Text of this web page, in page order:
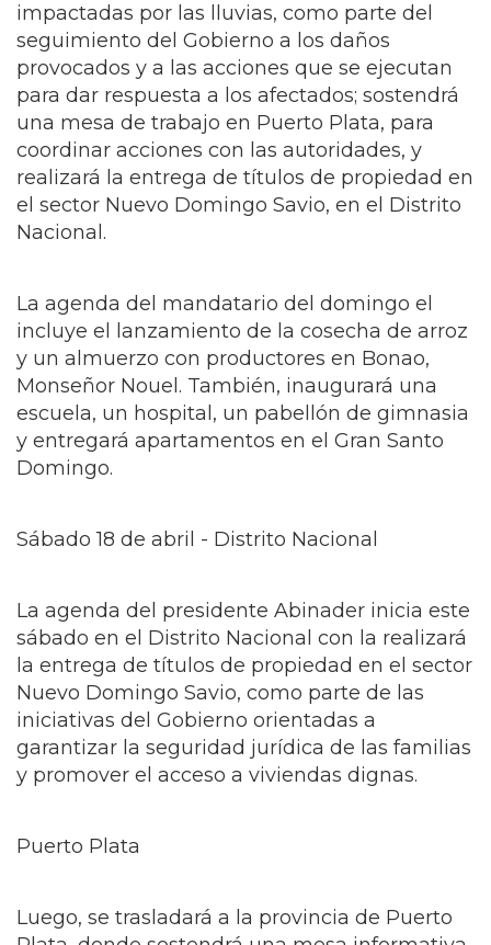
impactadas por las lluvias, como parte del
seguimiento del Gobierno a los daños
provocados y a las acciones que se ejecutan
para dar respuesta a los afectados; sostendrá
una mesa de trabajo en Puerto Plata, para
coordinar acciones con las autoridades, y
realizará la entrega de títulos de propiedad en
el sector Nuevo Domingo Savio, en el Distrito
Nacional.
La agenda del mandatario del domingo el
incluye el lanzamiento de la cosecha de arroz
y un almuerzo con productores en Bonao,
Monseñor Nouel. También, inaugurará una
escuela, un hospital, un pabellón de gimnasia
y entregará apartamentos en el Gran Santo
Domingo.
Sábado 18 de abril - Distrito Nacional
La agenda del presidente Abinader inicia este
sábado en el Distrito Nacional con la realizará
la entrega de títulos de propiedad en el sector
Nuevo Domingo Savio, como parte de las
iniciativas del Gobierno orientadas a
garantizar la seguridad jurídica de las familias
y promover el acceso a viviendas dignas.
Puerto Plata
Luego, se trasladará a la provincia de Puerto